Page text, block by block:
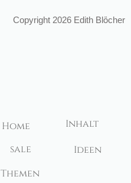
Copyright 2026 Edith Blöcher
Home Inhalt
sale
Themen
Ideen